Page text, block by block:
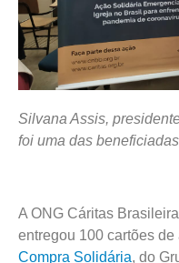
Silvana Assis,
foi uma das
A ONG Cáritas
entregou 100 cartões
Compra Solidária, do